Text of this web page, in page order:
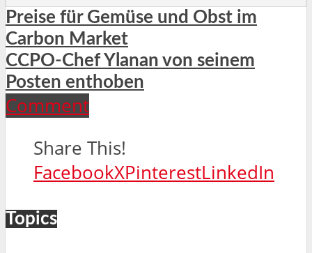
Preise für Gemüse und Obst im
Carbon Market
CCPO-Chef Ylanan von seinem
Posten enthoben
Comment
Share This!
FacebookXPinterestLinkedIn
Topics